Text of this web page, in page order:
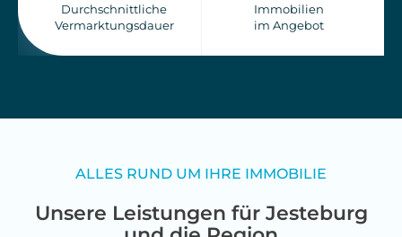
Durchschnittliche
Vermarktungsdauer
Immobilien
im Angebot
ALLES RUND UM IHRE IMMOBILIE
Unsere Leistungen für Jesteburg